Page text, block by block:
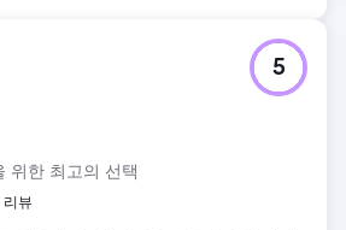
위한 최고의 선택
뷰
5